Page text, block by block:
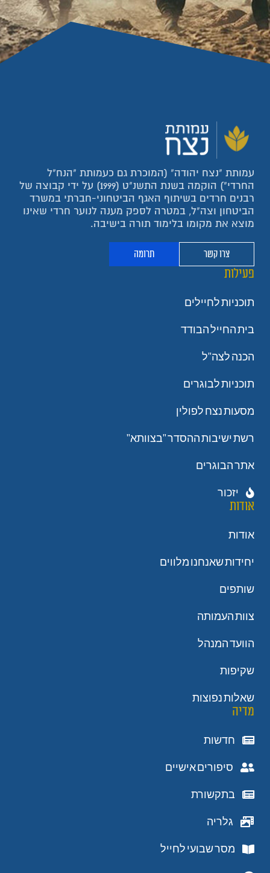
עמותת "נצח יהודה" (המוכרת גם כעמותת "הנח"ל
החרדי") הוקמה בשנת התשנ"ט (1999) על ידי קבוצה של
רבנים חרדים בשיתוף האגף הביטחוני-חברתי במשרד
הביטחון וצה"ל, במטרה לספק מענה לנוער חרדי שאינו
מוצא את מקומו בלימוד תורה בישיבה.
צרו קשר תרומה
פעילות
תוכניות לחיילים
בית החייל הבודד
הכנה לצה"ל
תוכניות לבוגרים
מסעות נצח לפולין
רשת ישיבות ההסדר "בצוותא"
אתר הבוגרים
יזכור
אודות
אודות
יחידות שאנחנו מלווים
שותפים
צוות העמותה
הוועד המנהל
שקיפות
שאלות נפוצות
מדיה
חדשות
סיפורים אישיים
בתקשורת
גלריה
מסר שבועי לחייל